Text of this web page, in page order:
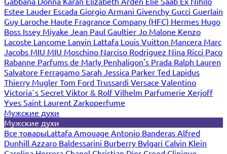
Estee Lauder Escada Giorgio Armani Givenchy Gucci Guerlain
Guy Laroche Haute Fragrance Company (HFC) Hermes Hugo
Boss Issey Miyake Jean Paul Gaultier Jo Malone Kenzo
Lacoste Lancome Lanvin Lattafa Louis Vuitton Mancera Marc
Jacobs MIU MIU Moschino Narciso Rodriguez Nina Ricci Paco
Rabanne Parfums de Marly Penhaligon's Prada Ralph Lauren
Salvatore Ferragamo Sarah Jessica Parker Ted Lapidus
Thierry Mugler Tom Ford Trussardi Versace Valentino
Victoria`s Secret Viktor & RolfVilhelm Parfumerie Xerjoff
Yves Saint Laurent Zarkoperfume
Мужские духи
Мужские духи
Все товарыLattafa Amouage Antonio Banderas Alfred
Dunhill Azzaro Baldessarini Burberry Bvlgari Calvin Klein